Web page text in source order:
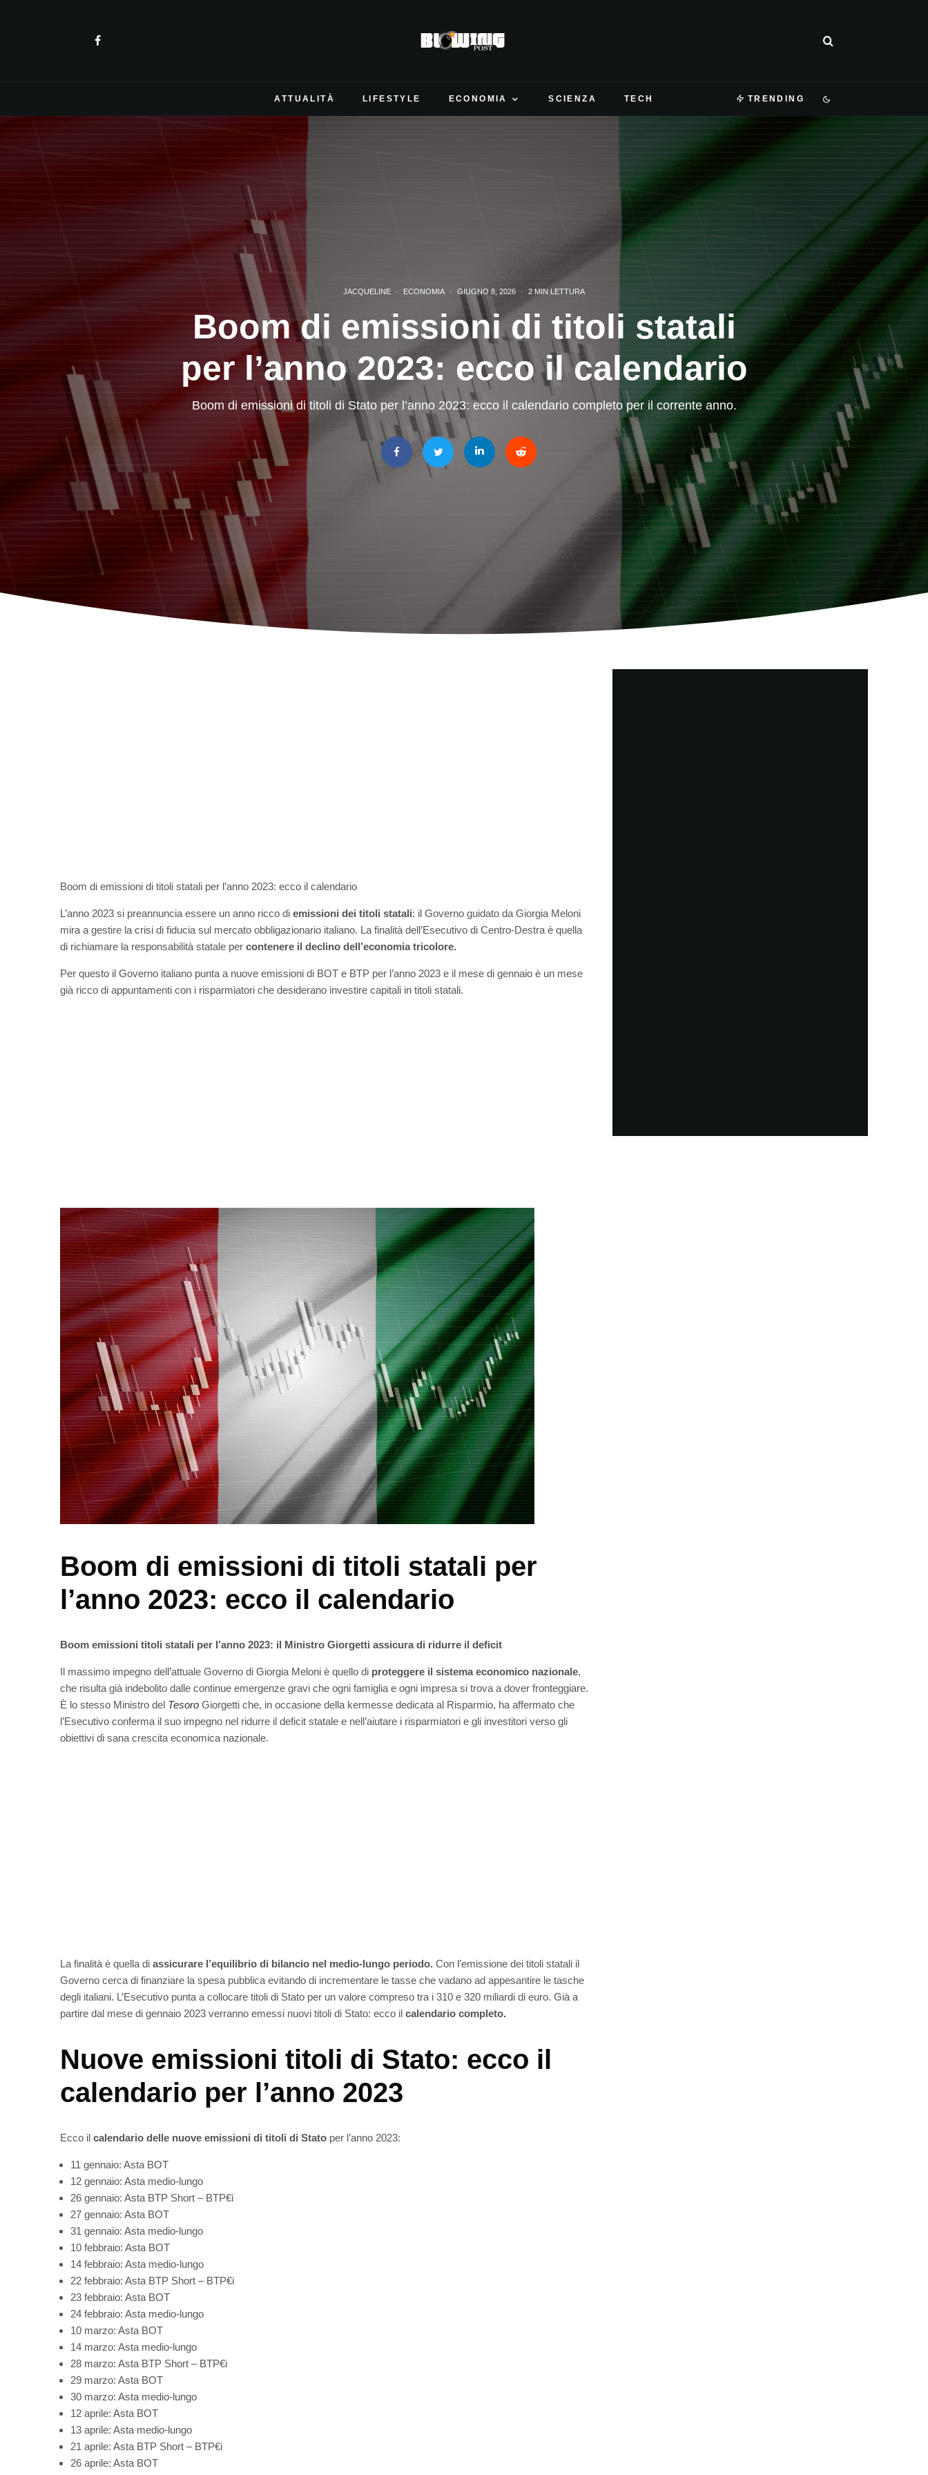
ATTUALITÀ LIFESTYLE ECONOMIA SCIENZA TECH TRENDING
JACQUELINE · ECONOMIA · GIUGNO 8, 2026 · 2 MIN LETTURA
Boom di emissioni di titoli statali
per l’anno 2023: ecco il calendario
Boom di emissioni di titoli di Stato per l’anno 2023: ecco il calendario completo per il corrente anno.
Boom di emissioni di titoli statali per l’anno 2023: ecco il calendario
L’anno 2023 si preannuncia essere un anno ricco di emissioni dei titoli statali: il Governo guidato da Giorgia Meloni
mira a gestire la crisi di fiducia sul mercato obbligazionario italiano. La finalità dell’Esecutivo di Centro-Destra è quella
di richiamare la responsabilità statale per contenere il declino dell’economia tricolore.
Per questo il Governo italiano punta a nuove emissioni di BOT e BTP per l’anno 2023 e il mese di gennaio è un mese
già ricco di appuntamenti con i risparmiatori che desiderano investire capitali in titoli statali.
Boom di emissioni di titoli statali per
l’anno 2023: ecco il calendario
Boom emissioni titoli statali per l’anno 2023: il Ministro Giorgetti assicura di ridurre il deficit
Il massimo impegno dell’attuale Governo di Giorgia Meloni è quello di proteggere il sistema economico nazionale,
che risulta già indebolito dalle continue emergenze gravi che ogni famiglia e ogni impresa si trova a dover fronteggiare.
È lo stesso Ministro del Tesoro Giorgetti che, in occasione della kermesse dedicata al Risparmio, ha affermato che
l’Esecutivo conferma il suo impegno nel ridurre il deficit statale e nell’aiutare i risparmiatori e gli investitori verso gli
obiettivi di sana crescita economica nazionale.
La finalità è quella di assicurare l’equilibrio di bilancio nel medio-lungo periodo. Con l’emissione dei titoli statali il
Governo cerca di finanziare la spesa pubblica evitando di incrementare le tasse che vadano ad appesantire le tasche
degli italiani. L’Esecutivo punta a collocare titoli di Stato per un valore compreso tra i 310 e 320 miliardi di euro. Già a
partire dal mese di gennaio 2023 verranno emessi nuovi titoli di Stato: ecco il calendario completo.
Nuove emissioni titoli di Stato: ecco il
calendario per l’anno 2023
Ecco il calendario delle nuove emissioni di titoli di Stato per l’anno 2023:
11 gennaio: Asta BOT
12 gennaio: Asta medio-lungo
26 gennaio: Asta BTP Short – BTP€i
27 gennaio: Asta BOT
31 gennaio: Asta medio-lungo
10 febbraio: Asta BOT
14 febbraio: Asta medio-lungo
22 febbraio: Asta BTP Short – BTP€i
23 febbraio: Asta BOT
24 febbraio: Asta medio-lungo
10 marzo: Asta BOT
14 marzo: Asta medio-lungo
28 marzo: Asta BTP Short – BTP€i
29 marzo: Asta BOT
30 marzo: Asta medio-lungo
12 aprile: Asta BOT
13 aprile: Asta medio-lungo
21 aprile: Asta BTP Short – BTP€i
26 aprile: Asta BOT